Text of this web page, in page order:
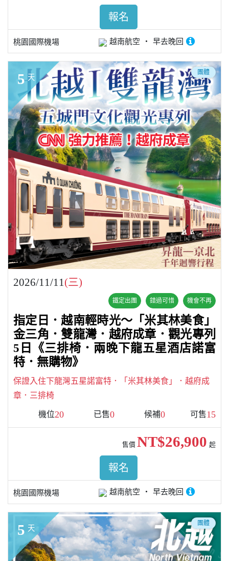
桃園國際機場 越南航空 早去晚回
報名
5 天
團體
2026/11/11 (三)
鐵定出團 錯過可惜 機會不再
指定日．越南輕時光～「米其林美食」
金三角．雙龍灣．越府成章．觀光專列
5日《三排椅．兩晚下龍五星酒店諾富
特．無購物》
保證入住下龍灣五星諾富特．「米其林美食」．越府成
章．三排椅
機位20 已售0 候補0 可售15
桃園國際機場 越南航空 早去晚回
售價 NT$26,900 起
報名
5 天
團體